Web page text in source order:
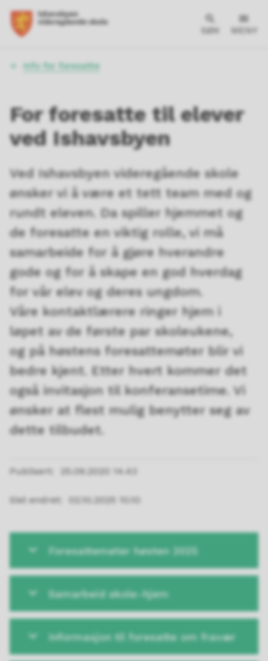
SØK MENY
Du
Info for foresatte
For foresatte til elever
ved Ishavsbyen
Ved Ishavsbyen videregående skole
ønsker vi å være et tett team med og
rundt eleven. Da spiller hjemmet og
de foresatte en viktig rolle, vi må
samarbeide for å gjøre hverandre
gode og for å skape en god hverdag
for vår elev og deres ungdom.
Våre kontaktlærere ringer hjem i
løpet av de første par skoleukene,
og på høstens foresattemøter blir vi
bedre kjent. Etter hvert kommer det
også invitasjon til konferansetime. Vi
ønsker at flest mulig benytter seg av
dette tilbudet.
Publisert 25.09.2020 14.43
Sist endret 02.10.2025 10.10
Foresattemøter høsten 2025
Samarbeid skole-hjem
Informasjon til foresatte om fravær